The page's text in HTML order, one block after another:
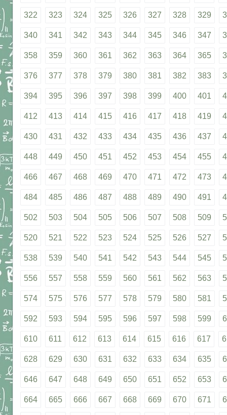
322 323 324 325 326 327 328 329
340 341 342 343 344 345 346 347
358 359 360 361 362 363 364 365
376 377 378 379 380 381 382 383
394 395 396 397 398 399 400 401
412 413 414 415 416 417 418 419
430 431 432 433 434 435 436 437
448 449 450 451 452 453 454 455
466 467 468 469 470 471 472 473
484 485 486 487 488 489 490 491
502 503 504 505 506 507 508 509
520 521 522 523 524 525 526 527
538 539 540 541 542 543 544 545
556 557 558 559 560 561 562 563
574 575 576 577 578 579 580 581
592 593 594 595 596 597 598 599
610 611 612 613 614 615 616 617
628 629 630 631 632 633 634 635
646 647 648 649 650 651 652 653
664 665 666 667 668 669 670 671